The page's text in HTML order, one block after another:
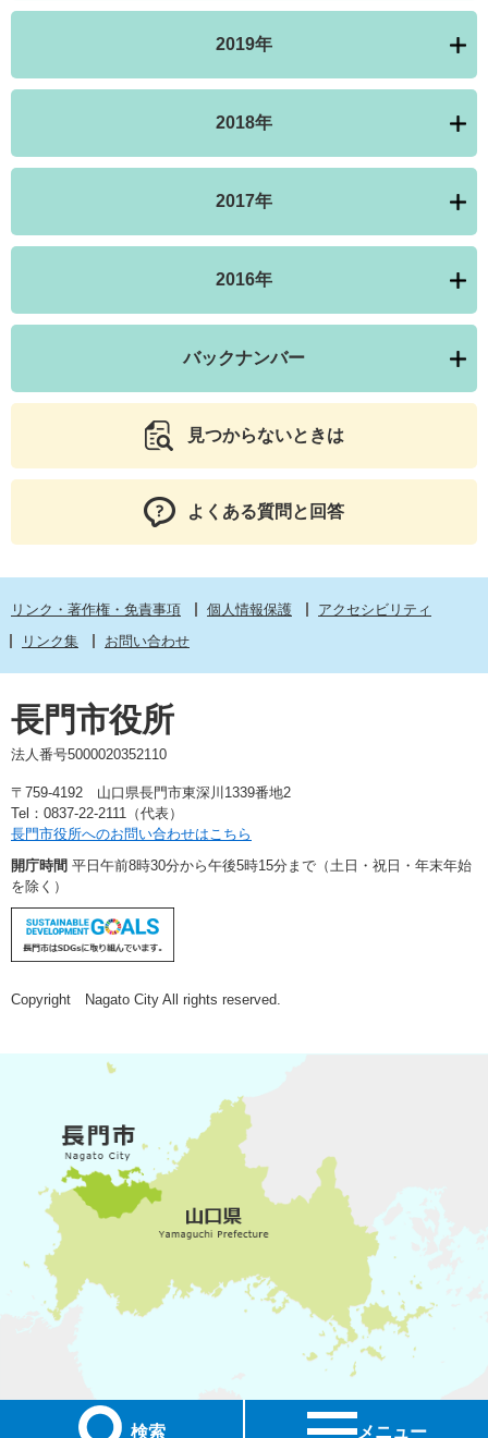
検索 メニュー
2019年
2018年
2017年
2016年
バックナンバー
見つからないときは
よくある質問と回答
リンク・著作権・免責事項 個人情報保護
アクセシビリティ
リンク集
お問い合わせ
長門市役所
法人番号5000020352110
〒759-4192 山口県長門市東深川1339番地2
Tel：0837-22-2111（代表）
長門市役所へのお問い合わせはこちら
開庁時間 平日午前8時30分から午後5時15分まで（土日・祝日・年末年始
を除く）
Copyright Nagato City All rights reserved.